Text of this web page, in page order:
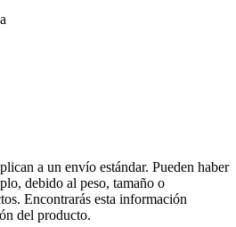
a un envío estándar. Pueden haber
debido al peso, tamaño o
Encontrarás esta información
del producto.